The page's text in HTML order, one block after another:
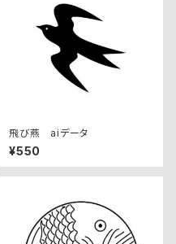
飛び燕 aiデータ
¥550